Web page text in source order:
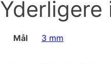
Mål 3 mm